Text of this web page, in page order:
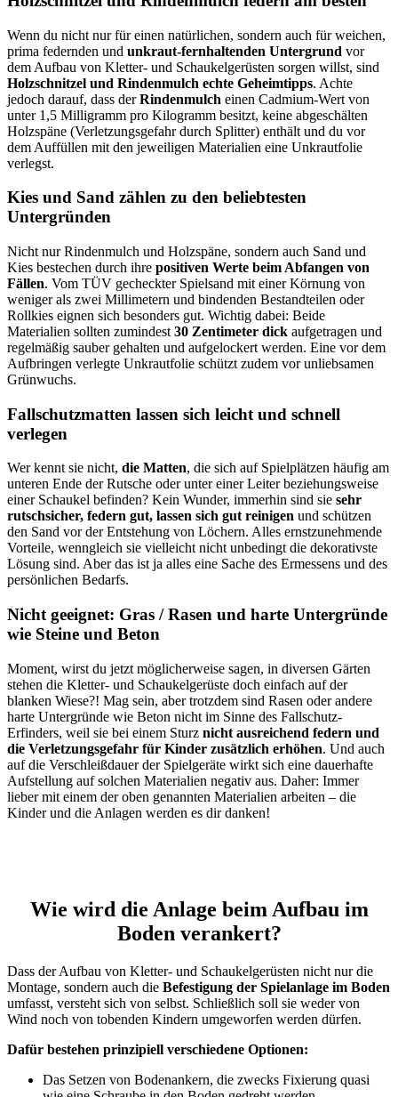
Wenn du nicht nur für einen natürlichen, sondern auch für weichen,
prima federnden und unkraut-fernhaltenden Untergrund vor
dem Aufbau von Kletter- und Schaukelgerüsten sorgen willst, sind
Holzschnitzel und Rindenmulch echte Geheimtipps. Achte
jedoch darauf, dass derRindenmulch einen Cadmium-Wert von
unter 1,5 Milligramm pro Kilogramm besitzt, keine abgeschälten
Holzspäne (Verletzungsgefahr durch Splitter) enthält und du vor
dem Auffüllen mit den jeweiligen Materialien eine Unkrautfolie
verlegst.
Kies und Sand zählen zu den beliebtesten
Untergründen
Nicht nur Rindenmulch und Holzspäne, sondern auch Sand und
Kies bestechen durch ihre positiven Werte beim Abfangen von
Fällen. Vom TÜV gecheckter Spielsand mit einer Körnung von
weniger als zwei Millimetern und bindenden Bestandteilen oder
Rollkies eignen sich besonders gut. Wichtig dabei: Beide
Materialien sollten zumindest 30 Zentimeter dick aufgetragen und
regelmäßig sauber gehalten und aufgelockert werden. Eine vor dem
Aufbringen verlegte Unkrautfolie schützt zudem vor unliebsamen
Grünwuchs.
Fallschutzmatten lassen sich leicht und schnell
verlegen
Wer kennt sie nicht, die Matten, die sich auf Spielplätzen häufig am
unteren Ende der Rutsche oder unter einer Leiter beziehungsweise
einer Schaukel befinden? Kein Wunder, immerhin sind sie sehr
rutschsicher, federn gut, lassen sich gut reinigen und schützen
den Sand vor der Entstehung von Löchern. Alles ernstzunehmende
Vorteile, wenngleich sie vielleicht nicht unbedingt die dekorativste
Lösung sind. Aber das ist ja alles eine Sache des Ermessens und des
persönlichen Bedarfs.
Nicht geeignet: Gras / Rasen und harte Untergründe
wie Steine und Beton
Moment, wirst du jetzt möglicherweise sagen, in diversen Gärten
stehen die Kletter- und Schaukelgerüste doch einfach auf der
blanken Wiese?! Mag sein, aber trotzdem sind Rasen oder andere
harte Untergründe wie Beton nicht im Sinne des Fallschutz-
Erfinders, weil sie bei einem Sturz nicht ausreichend federn und
die Verletzungsgefahr für Kinder zusätzlich erhöhen. Und auch
auf die Verschleißdauer der Spielgeräte wirkt sich eine dauerhafte
Aufstellung auf solchen Materialien negativ aus. Daher: Immer
lieber mit einem der oben genannten Materialien arbeiten – die
Kinder und die Anlagen werden es dir danken!
Wie wird die Anlage beim Aufbau im
Boden verankert?
Dass der Aufbau von Kletter- und Schaukelgerüsten nicht nur die
Montage, sondern auch die Befestigung der Spielanlage im Boden
umfasst, versteht sich von selbst. Schließlich soll sie weder von
Wind noch von tobenden Kindern umgeworfen werden dürfen.
Dafür bestehen prinzipiell verschiedene Optionen:
Das Setzen von Bodenankern, die zwecks Fixierung quasi